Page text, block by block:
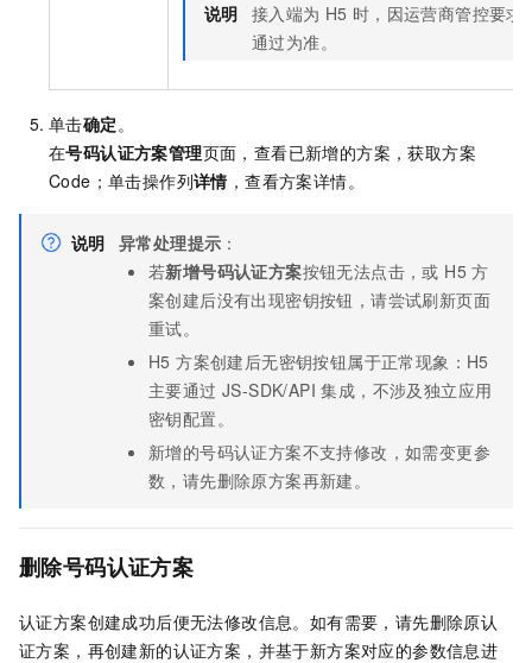
说明 接入端为 H5 时，因运营商管控要
通过为准。
单击确定。
在号码认证方案管理页面，查看已新增的方案，获取方案
Code；单击操作列详情，查看方案详情。
说明 异常处理提示 ：
若新增号码认证方案按钮无法点击，或 H5 方
案创建后没有出现密钥按钮，请尝试刷新页面
重试。
H5 方案创建后无密钥按钮属于正常现象：H5
主要通过 JS-SDK/API 集成，不涉及独立应用
密钥配置。
新增的号码认证方案不支持修改，如需变更参
数，请先删除原方案再新建。
删除号码认证方案
认证方案创建成功后便无法修改信息。如有需要，请先删除原认
证方案，再创建新的认证方案，并基于新方案对应的参数信息进